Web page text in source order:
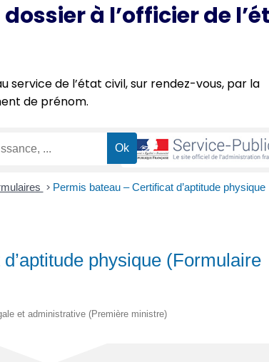
à l’officier de
service de l’état civil, sur rendez-vous, par la
de prénom.
> Permis bateau – Certificat d’aptitude physique
physique (Formulaire
et administrative (Première ministre)